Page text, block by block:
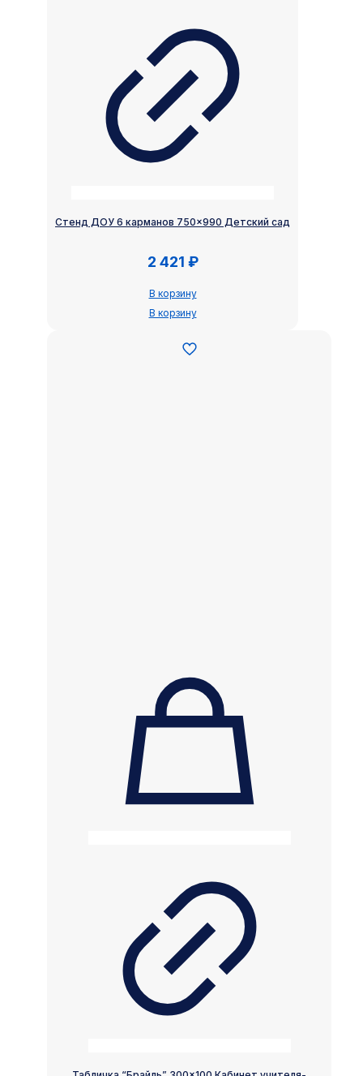
Стенд ДОУ 6 карманов 750×990 Детский сад
2 421 ₽
В корзину
В корзину